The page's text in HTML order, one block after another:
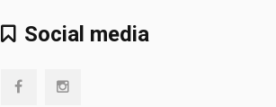
Social media